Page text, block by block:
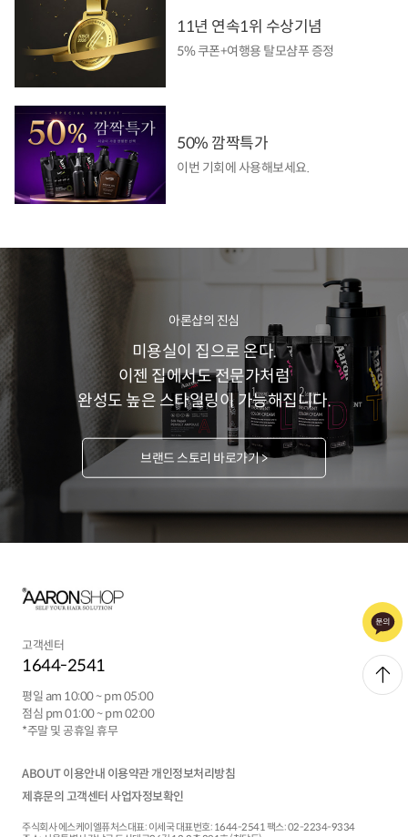
11년 연속1위 수상기념
5% 쿠폰+여행용 탈모샴푸 증정
50% 깜짝특가
이번 기회에 사용해보세요.
아론샵의 진심
미용실이 집으로 온다.
이젠 집에서도 전문가처럼
완성도 높은 스타일링이 가능해집니다.
브랜드 스토리 바로가기 >
고객센터
1644-2541
평일 am 10:00 ~ pm 05:00
점심 pm 01:00 ~ pm 02:00
*주말 및 공휴일 휴무
ABOUT 이용안내 이용약관 개인정보처리방침
제휴문의 고객센터 사업자정보확인
주식회사 에스케이엘퓨처스대표: 이세국 대표번호: 1644-2541팩스: 02-2234-9334